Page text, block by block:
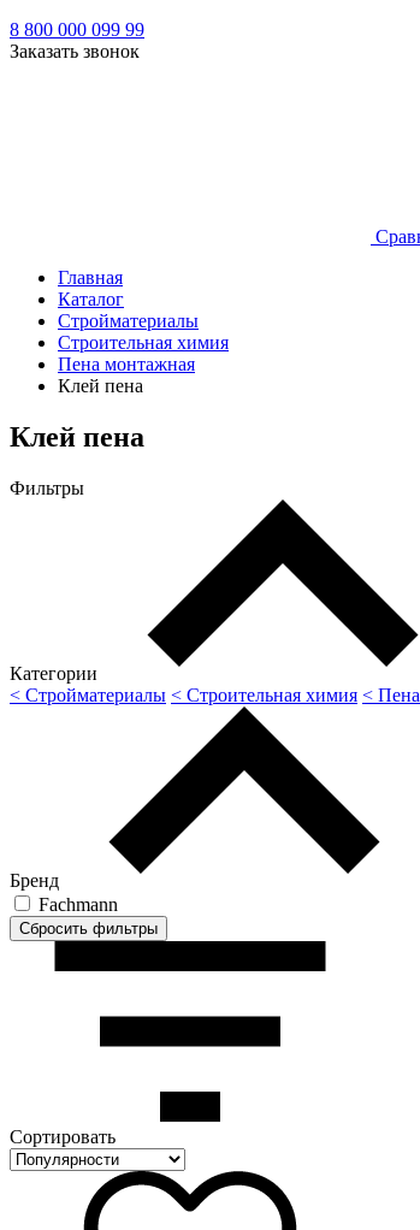
8 800 000 099 99
Заказать звонок
Главная
Каталог
Стройматериалы
Строительная химия
Пена монтажная
Клей пена
Клей пена
Фильтры
Категории
< Стройматериалы < Строительная химия <
Бренд
Fachmann
Сортировать